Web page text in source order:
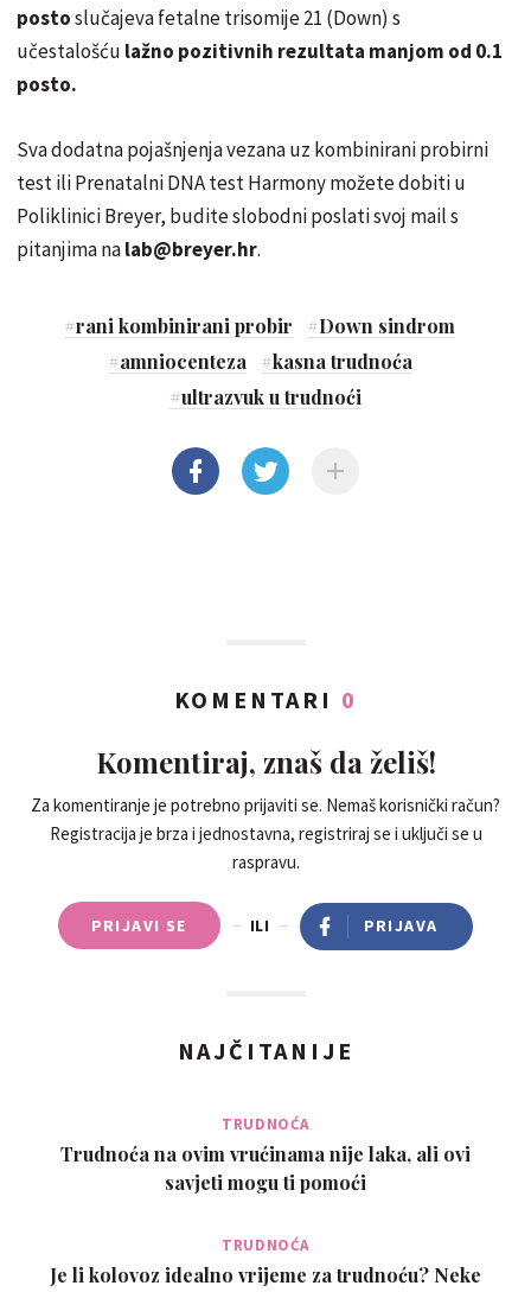
postoslučajeva fetalne trisomije 21 (Down) s
učestalošću lažno pozitivnih rezultata manjom od 0.1
posto.
Sva dodatna pojašnjenja vezana uz kombinirani probirni
test ili Prenatalni DNA test Harmony možete dobiti u
Poliklinici Breyer, budite slobodni poslati svoj mail s
pitanjima nalab@breyer.hr.
#rani kombinirani probir #Down sindrom
#amniocenteza #kasna trudnoća
#ultrazvuk u trudnoći
KOMENTARI 0
Komentiraj, znaš da želiš!
Za komentiranje je potrebno prijaviti se. Nemaš korisnički račun?
Registracija je brza i jednostavna, registriraj se i uključi se u
raspravu.
PRIJAVI SE ILI PRIJAVA
NAJČITANIJE
TRUDNOĆA
Trudnoća na ovim vrućinama nije laka, ali ovi
savjeti mogu ti pomoći
TRUDNOĆA
Je li kolovoz idealno vrijeme za trudnoću? Neke